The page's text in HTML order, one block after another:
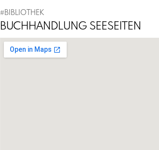
#BIBLIOTHEK
BUCHHANDLUNG SEESEITEN